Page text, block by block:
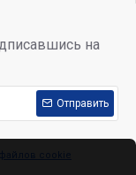
на
Отправить
cookie